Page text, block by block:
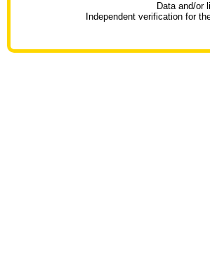
Data and/or
Independent verification for